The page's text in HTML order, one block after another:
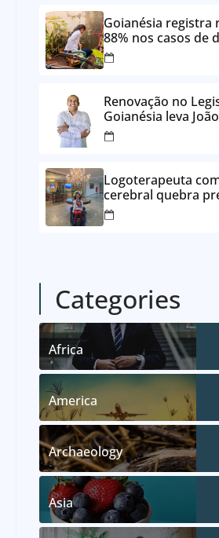
Goianésia registra
88% nos casos de
ações de prevenção
Prefeitura
Renovação no
Goianésia leva
Batista à Câmara
Logoterapeuta
cerebral quebra
ajuda pacientes a
propósito em
Categories
Africa
America
Archaeology
Asia